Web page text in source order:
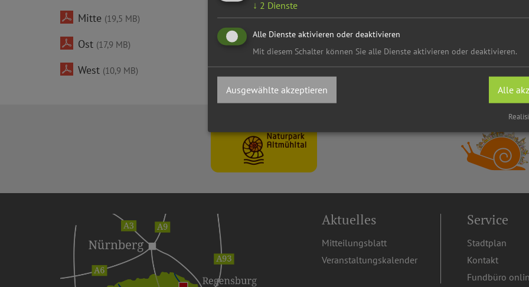
Mitte (19,5 MB)
Ost (17,9 MB)
West (10,9 MB)
Aktuelles
Mitteilungsblatt
Veranstaltungskalender
Service
Stadtplan
Kontakt
Fundbüro
↓ 2 Dienste
Alle Dienste aktivieren oder deaktivieren
Mit diesem Schalter können Sie alle Dienste aktivieren oder deaktivieren.
Ausgewählte akzeptieren Alle